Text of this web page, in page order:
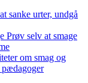
sanke urter, undgå
Prøv selv at smage
om smag og